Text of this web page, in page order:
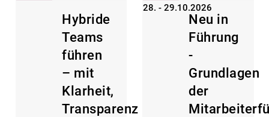
Hybride
Teams
führen
– mit
Klarheit,
Transparenz
28. - 29.10.2026
Neu in
Führung
-
Grundlagen
der